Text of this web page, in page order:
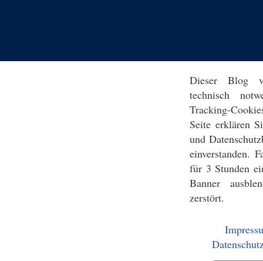
Dieser Blog
technisch
Tracking-
Seite erklären
und
einverstanden.
für 3 Stunden
Banner
zerstört.